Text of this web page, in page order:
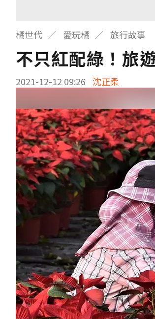
橘世代 愛玩橘 旅行故事
不只紅配綠！旅
2021-12-12 09:26 沈正柔